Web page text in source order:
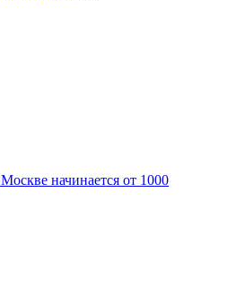
начинается от 1000